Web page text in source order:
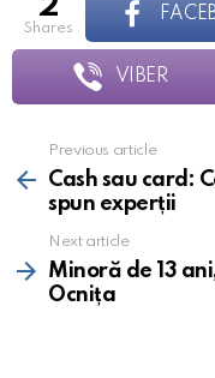
shares
VIBER
more
Previous article
Cash sau card:
spun experții
Next article
Minoră de 13
Ocnița